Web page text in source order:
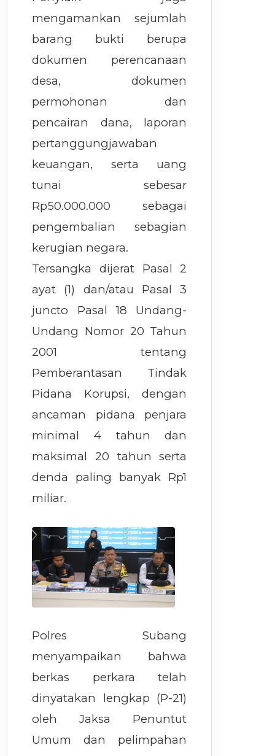
mengamankan sejumlah
barang bukti berupa
dokumen perencanaan
desa, dokumen
permohonan dan
pencairan dana, laporan
pertanggungjawaban
keuangan, serta uang
tunai sebesar
Rp50.000.000 sebagai
pengembalian sebagian
kerugian negara.
Tersangka dijerat Pasal 2
ayat (1) dan/atau Pasal 3
juncto Pasal 18 Undang-
Undang Nomor 20 Tahun
2001 tentang
Pemberantasan Tindak
Pidana Korupsi, dengan
ancaman pidana penjara
minimal 4 tahun dan
maksimal 20 tahun serta
denda paling banyak Rp1
miliar.
Polres Subang
menyampaikan bahwa
berkas perkara telah
dinyatakan lengkap (P-21)
oleh Jaksa Penuntut
Umum dan pelimpahan